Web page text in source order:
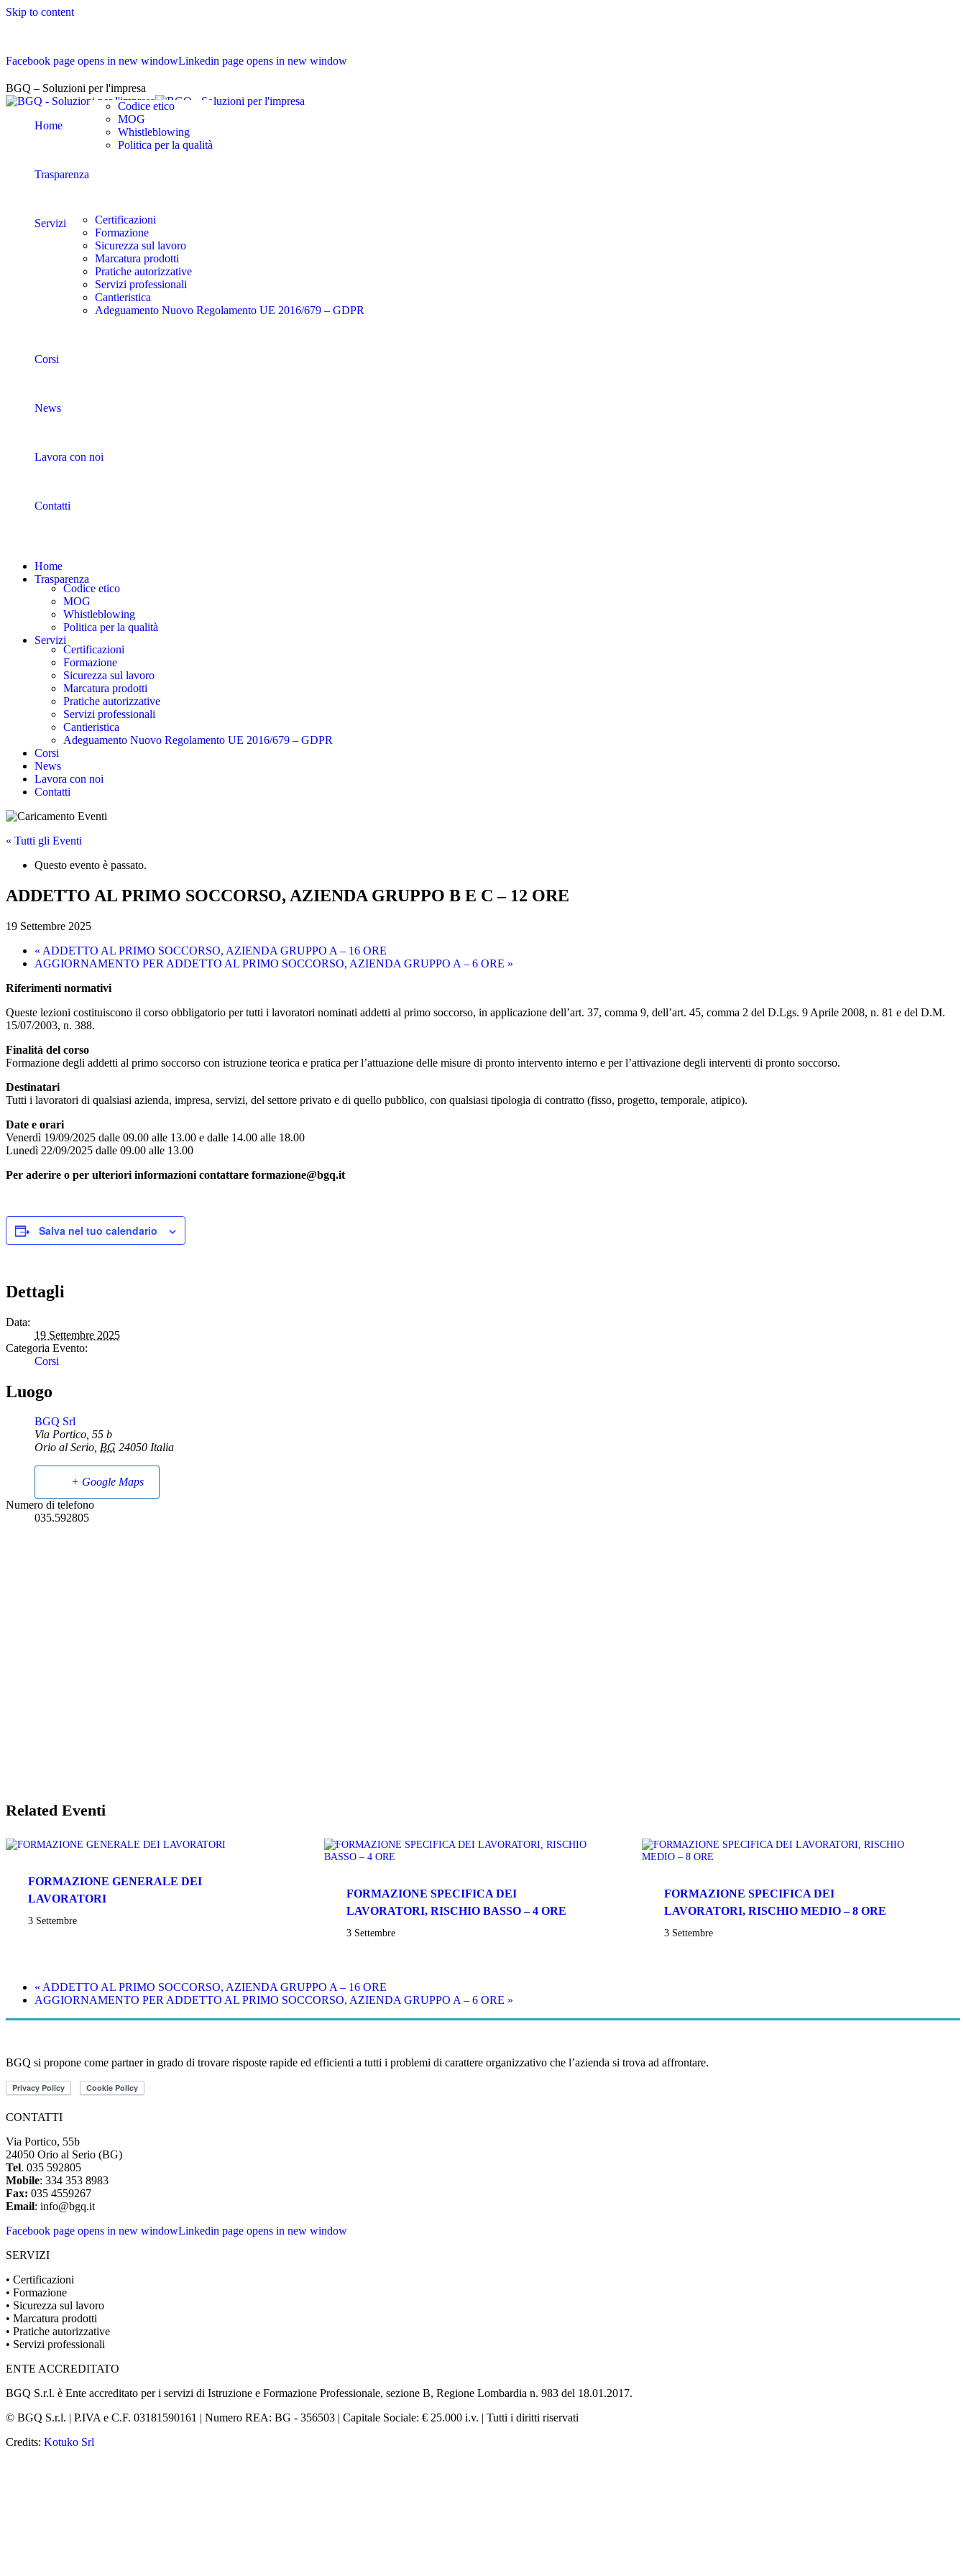
Skip to content
Facebook page opens in new windowLinkedin page opens in new window
BGQ – Soluzioni per l'impresa
Home
Trasparenza
Codice etico
MOG
Whistleblowing
Politica per la qualità
Servizi
Certificazioni
Formazione
Sicurezza sul lavoro
Marcatura prodotti
Pratiche autorizzative
Servizi professionali
Cantieristica
Adeguamento Nuovo Regolamento UE 2016/679 – GDPR
Corsi
News
Lavora con noi
Contatti
Home
Trasparenza
Codice etico
MOG
Whistleblowing
Politica per la qualità
Servizi
Certificazioni
Formazione
Sicurezza sul lavoro
Marcatura prodotti
Pratiche autorizzative
Servizi professionali
Cantieristica
Adeguamento Nuovo Regolamento UE 2016/679 – GDPR
Corsi
News
Lavora con noi
Contatti
« Tutti gli Eventi
Questo evento è passato.
ADDETTO AL PRIMO SOCCORSO, AZIENDA GRUPPO B E C – 12 ORE
19 Settembre 2025
« ADDETTO AL PRIMO SOCCORSO, AZIENDA GRUPPO A – 16 ORE
AGGIORNAMENTO PER ADDETTO AL PRIMO SOCCORSO, AZIENDA GRUPPO A – 6 ORE »
Riferimenti normativi
Queste lezioni costituiscono il corso obbligatorio per tutti i lavoratori nominati addetti al primo soccorso, in applicazione dell’art. 37, comma 9, dell’art. 45, comma 2 del D.Lgs. 9 Aprile 2008, n. 81 e del D.M.
15/07/2003, n. 388.
Finalità del corso
Formazione degli addetti al primo soccorso con istruzione teorica e pratica per l’attuazione delle misure di pronto intervento interno e per l’attivazione degli interventi di pronto soccorso.
Destinatari
Tutti i lavoratori di qualsiasi azienda, impresa, servizi, del settore privato e di quello pubblico, con qualsiasi tipologia di contratto (fisso, progetto, temporale, atipico).
Date e orari
Venerdì 19/09/2025 dalle 09.00 alle 13.00 e dalle 14.00 alle 18.00
Lunedì 22/09/2025 dalle 09.00 alle 13.00
Per aderire o per ulteriori informazioni contattare formazione@bgq.it
Salva nel tuo calendario
Dettagli
Data:
19 Settembre 2025
Categoria Evento:
Corsi
Luogo
BGQ Srl
Via Portico, 55 b
Orio al Serio, BG 24050 Italia
+ Google Maps
Numero di telefono
035.592805
Related Eventi
FORMAZIONE GENERALE DEI
LAVORATORI
3 Settembre
FORMAZIONE SPECIFICA DEI
LAVORATORI, RISCHIO BASSO – 4 ORE
3 Settembre
FORMAZIONE SPECIFICA DEI
LAVORATORI, RISCHIO MEDIO – 8 ORE
3 Settembre
« ADDETTO AL PRIMO SOCCORSO, AZIENDA GRUPPO A – 16 ORE
AGGIORNAMENTO PER ADDETTO AL PRIMO SOCCORSO, AZIENDA GRUPPO A – 6 ORE »
BGQ si propone come partner in grado di trovare risposte rapide ed efficienti a tutti i problemi di carattere organizzativo che l’azienda si trova ad affrontare.
CONTATTI
Via Portico, 55b
24050 Orio al Serio (BG)
Tel. 035 592805
Mobile: 334 353 8983
Fax: 035 4559267
Email: info@bgq.it
Facebook page opens in new windowLinkedin page opens in new window
SERVIZI
• Certificazioni
• Formazione
• Sicurezza sul lavoro
• Marcatura prodotti
• Pratiche autorizzative
• Servizi professionali
ENTE ACCREDITATO
BGQ S.r.l. è Ente accreditato per i servizi di Istruzione e Formazione Professionale, sezione B, Regione Lombardia n. 983 del 18.01.2017.
© BGQ S.r.l. | P.IVA e C.F. 03181590161 | Numero REA: BG - 356503 | Capitale Sociale: € 25.000 i.v. | Tutti i diritti riservati
Credits: Kotuko Srl